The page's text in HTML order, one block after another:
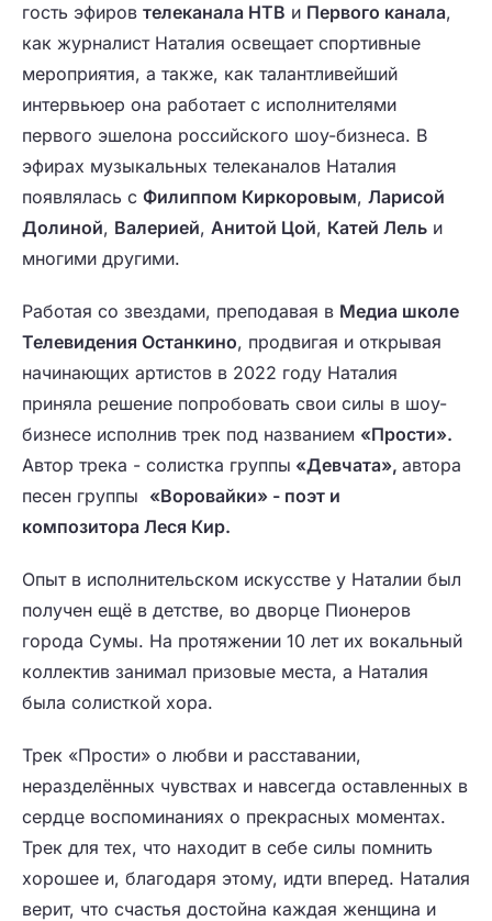
гость эфиров телеканала НТВ и Первого канала,
как журналист Наталия освещает спортивные
мероприятия, а также, как талантливейший
интервьюер она работает с исполнителями
первого эшелона российского шоу-бизнеса. В
эфирах музыкальных телеканалов Наталия
появлялась с Филиппом Киркоровым, Ларисой
Долиной, Валерией, Анитой Цой, Катей Лель и
многими другими.
Работая со звездами, преподавая в Медиа школе
Телевидения Останкино, продвигая и открывая
начинающих артистов в 2022 году Наталия
приняла решение попробовать свои силы в шоу-
бизнесе исполнив трек под названием «Прости».
Автор трека - солистка группы «Девчата», автора
песен группы «Воровайки» - поэт и
композитора Леся Кир.
Опыт в исполнительском искусстве у Наталии был
получен ещё в детстве, во дворце Пионеров
города Сумы. На протяжении 10 лет их вокальный
коллектив занимал призовые места, а Наталия
была солисткой хора.
Трек «Прости» о любви и расставании,
неразделённых чувствах и навсегда оставленных в
сердце воспоминаниях о прекрасных моментах.
Трек для тех, что находит в себе силы помнить
хорошее и, благодаря этому, идти вперед. Наталия
верит, что счастья достойна каждая женщина и